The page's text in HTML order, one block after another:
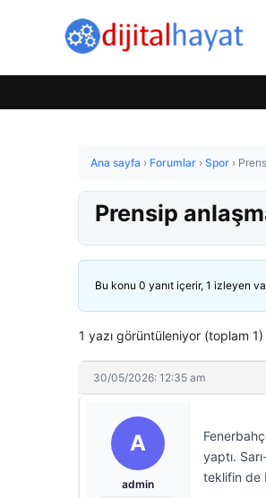
Ana sayfa › Forumlar › Spor ›
Prensip
Bu konu 0 yanıt içerir, 1 izleyen
1 yazı görüntüleniyor (toplam 1)
30/05/2026: 12:35 am
A
admin
yaptı.
teklifin de